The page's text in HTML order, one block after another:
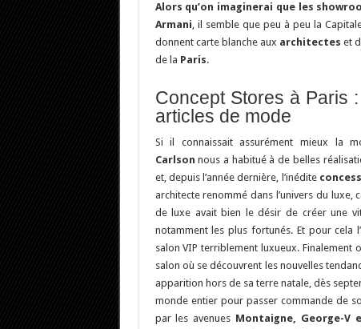
Alors qu’on imaginerai que les
Armani, il semble que peu à peu la
donnent carte blanche aux architectes et
de la Paris.
Concept Stores à Paris
articles de mode
Si il connaissait assurément mieux la
Carlson nous a habitué à de belles
et, depuis l’année dernière, l’inédite
architecte renommé dans l’univers du
de luxe avait bien le désir de créer une
notamment les plus fortunés. Et pour cela
salon VIP terriblement luxueux.
salon où se découvrent les nouvelles
apparition hors de sa terre natale, dès
monde entier pour passer commande de
par les avenues Montaigne, George-V